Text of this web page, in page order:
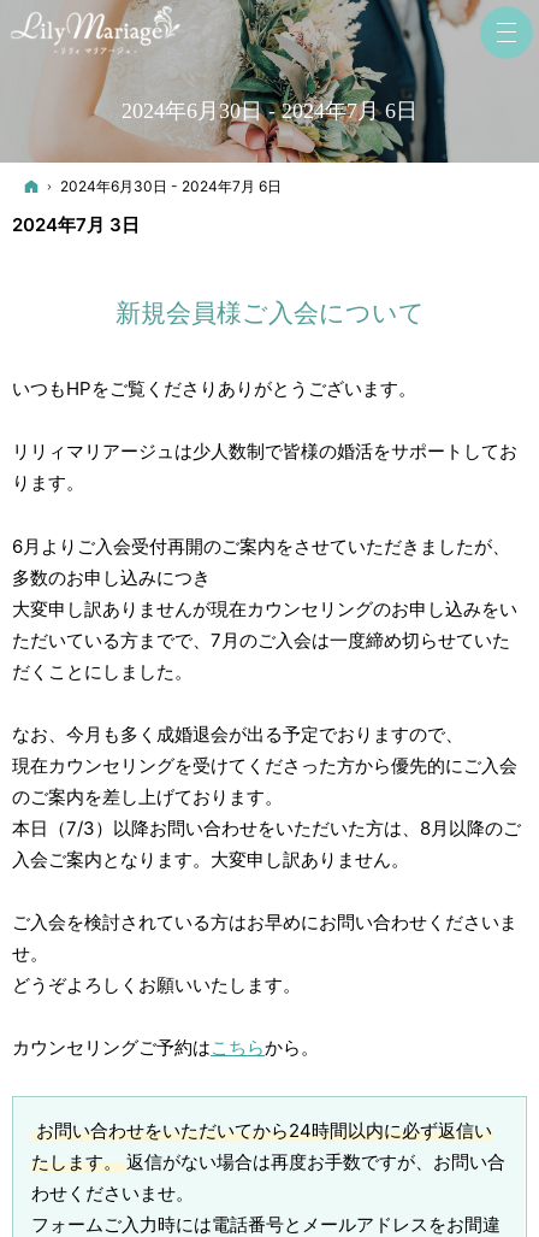
2024年6月30日 - 2024年7月 6日
ホーム
2024年6月30日 - 2024年7月 6日
2024年7月 3日
新規会員様ご入会について
いつもHPをご覧くださりありがとうございます。
リリィマリアージュは少人数制で皆様の婚活をサポートしてお
ります。
6月よりご入会受付再開のご案内をさせていただきましたが、
多数のお申し込みにつき
大変申し訳ありませんが現在カウンセリングのお申し込みをい
ただいている方までで、7月のご入会は一度締め切らせていた
だくことにしました。
なお、今月も多く成婚退会が出る予定でおりますので、
現在カウンセリングを受けてくださった方から優先的にご入会
のご案内を差し上げております。
本日（7/3）以降お問い合わせをいただいた方は、8月以降のご
入会ご案内となります。大変申し訳ありません。
ご入会を検討されている方はお早めにお問い合わせくださいま
せ。
どうぞよろしくお願いいたします。
カウンセリングご予約はこちらから。
お問い合わせをいただいてから24時間以内に必ず返信い
たします。返信がない場合は再度お手数ですが、お問い合
わせくださいませ。
フォームご入力時には電話番号とメールアドレスをお間違